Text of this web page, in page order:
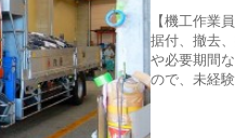
【機工作業
据付、撤去
や必要期間
ので、未経
さい！